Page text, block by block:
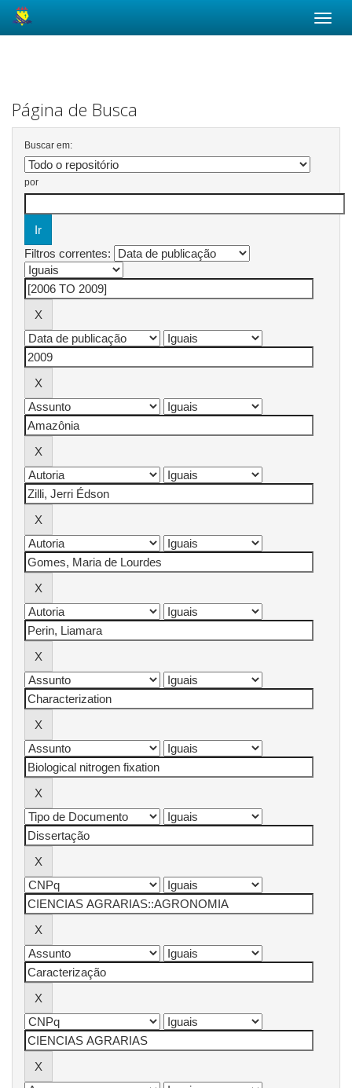
Página de Busca
Buscar em:
por
Filtros correntes: